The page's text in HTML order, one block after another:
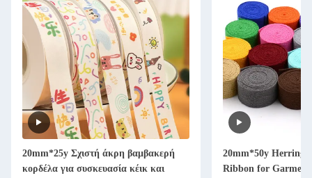
Σχιστή άκρη βαμβακερή
για συσκευασία κέικ και
20mm*50y Herringbone
Ribbon for Garment